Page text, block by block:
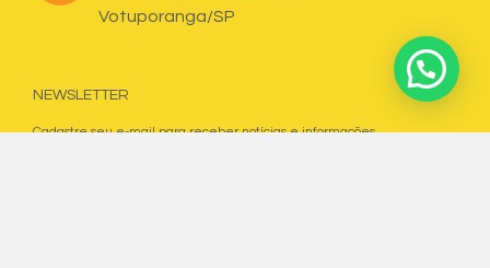
Votuporanga/SP
NEWSLETTER
Cadastre seu e-mail para receber notícias e informações.